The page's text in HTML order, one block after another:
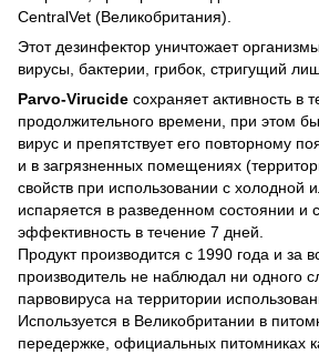
CentralVet (Великобритания).
Этот дезинфектор уничтожает
вирусы, бактерии, грибок, стригущий
Parvo-Virucide сохраняет активность в
продолжительного времени, при этом
вирус и препятствует его повторному
и в загрязненных помещениях
свойств при использовании с холодной
испаряется в разведенном состоянии и
эффективность в течение 7 дней.
Продукт производится с 1990 года и за
производитель не наблюдал ни одного
парвовируса на территории
Используется в Великобритании в
передержке, официальных питомниках